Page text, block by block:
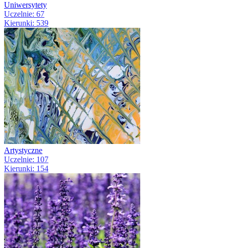
Uniwersytety
Uczelnie: 67
Kierunki: 539
Artystyczne
Uczelnie: 107
Kierunki: 154